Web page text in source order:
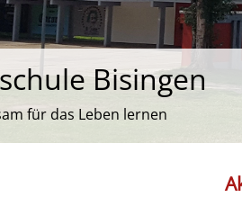
Bisingen
für das Leben lernen